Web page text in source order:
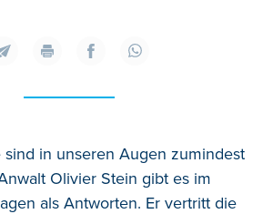
sind in unseren Augen zumindest
Olivier Stein gibt es im
als Antworten. Er vertritt die